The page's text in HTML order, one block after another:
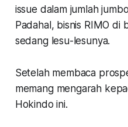
issue dalam jumlah
Padahal, bisnis RIMO
sedang lesu-lesunya.
Setelah membaca
memang mengarah
Hokindo ini.